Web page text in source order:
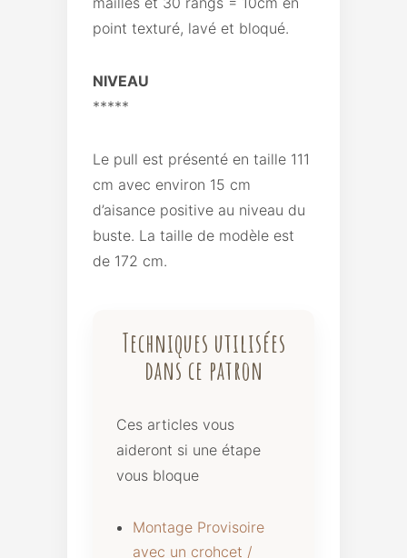
point texturé, lavé et bloqué.
NIVEAU
*****
Le pull est présenté en taille 111
cm avec environ 15 cm
d’aisance positive au niveau du
buste. La taille de modèle est
de 172 cm.
Techniques utilisées
dans ce patron
Ces articles vous
aideront si une étape
vous bloque
Montage Provisoire
avec un crohcet /